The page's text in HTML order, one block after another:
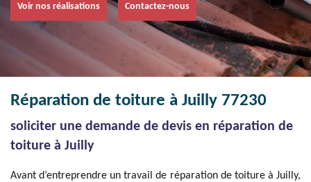
Voir nos réalisations Contactez-nous
Réparation de toiture à Juilly 77230
soliciter une demande de devis en réparation de
toiture à Juilly
Avant d’entreprendre un travail de réparation de toiture à Juilly,